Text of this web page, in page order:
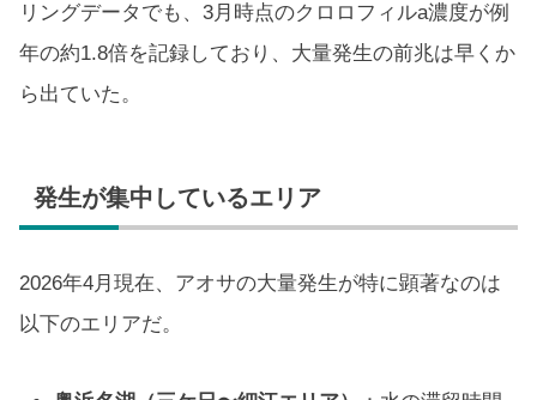
リングデータでも、3月時点のクロロフィルa濃度が例
年の約1.8倍を記録しており、大量発生の前兆は早くか
ら出ていた。
発生が集中しているエリア
2026年4月現在、アオサの大量発生が特に顕著なのは
以下のエリアだ。